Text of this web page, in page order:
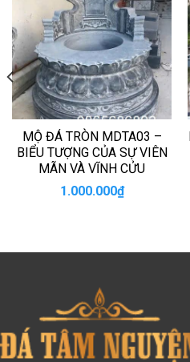
MỘ ĐÁ TRÒN MDTA03 –
BIỂU TƯỢNG CỦA SỰ VIÊN
MÃN VÀ VĨNH CỬU
1.000.000₫